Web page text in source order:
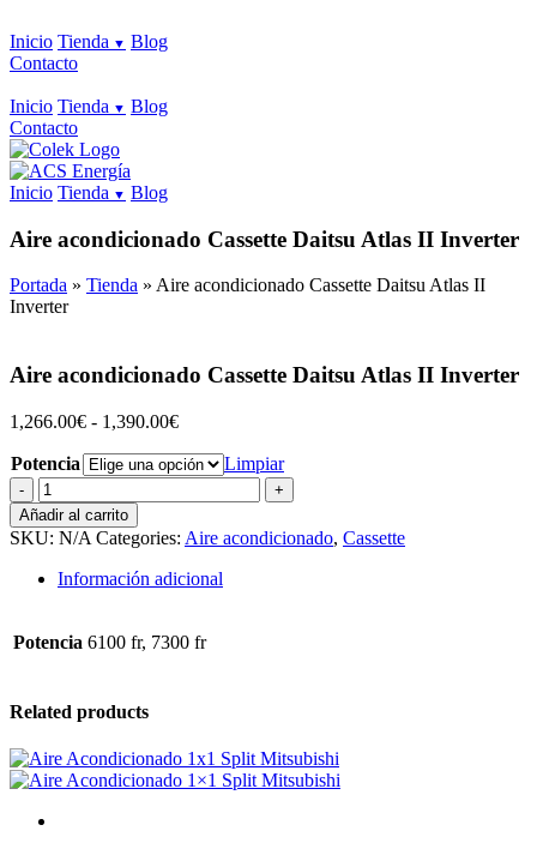
Inicio Tienda
Blog
Contacto
Inicio Tienda
Blog
Contacto
Inicio Tienda Blog
Aire acondicionado Cassette Daitsu Atlas II Inverter
Portada » Tienda » Aire acondicionado Cassette Daitsu Atlas II
Inverter
Aire acondicionado Cassette Daitsu Atlas II Inverter
1,266.00€ - 1,390.00€Rango
precios:
desde
1,266.00€
hasta
1,390.00€
Potencia
Limpiar
Aire
acondicionado
Cassette
Daitsu
Atlas
quantity
Añadir al carrito
SKU: N/A Categories: Aire acondicionado, Cassette
Información adicional
Potencia 6100 fr, 7300 fr
Related products